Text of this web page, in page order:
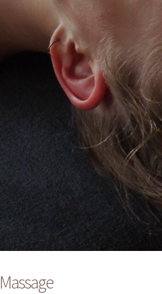
Massage